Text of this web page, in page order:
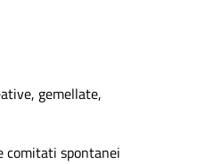
gemellate,
comitati spontanei